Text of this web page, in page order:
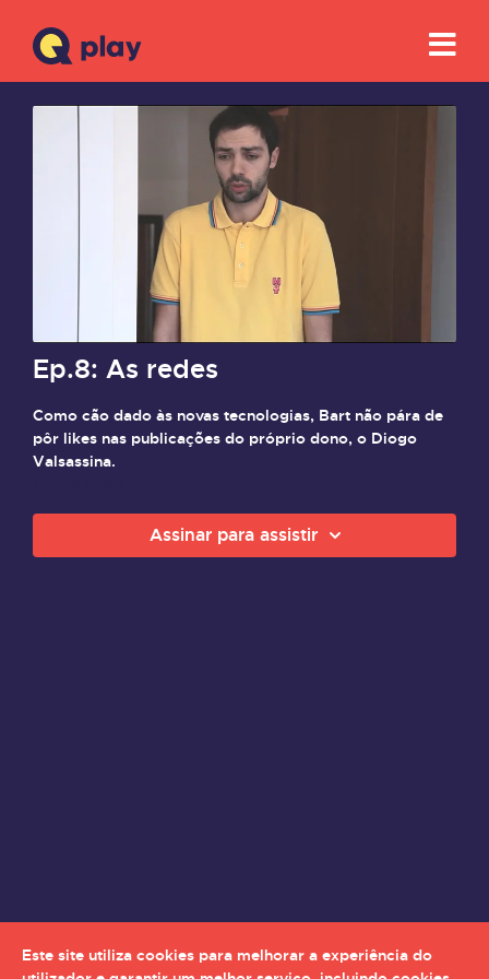
Ep.8: As redes
Como cão dado às novas tecnologias, Bart não pára de
pôr likes nas publicações do próprio dono, o Diogo
Valsassina.
Assinar para assistir
Este site utiliza cookies para melhorar a experiência do